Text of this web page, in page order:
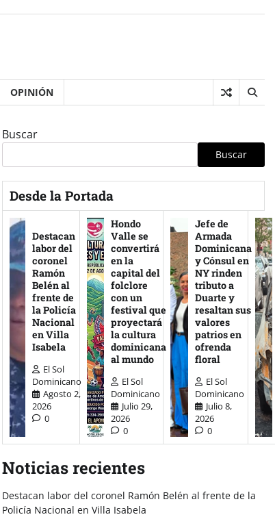
OPINIÓN
Buscar
Buscar
Desde la Portada
Destacan
labor del
coronel
Ramón
Belén al
frente de
la Policía
Nacional
en Villa
Isabela
El Sol
Dominicano
Agosto 2,
2026
0
Hondo
Valle se
convertirá
en la
capital del
folclore
con un
festival que
proyectará
la cultura
dominicana
al mundo
El Sol
Dominicano
Julio 29,
2026
0
Jefe de
Armada
Dominicana
y Cónsul en
NY rinden
tributo a
Duarte y
resaltan sus
valores
patrios en
ofrenda
floral
El Sol
Dominicano
Julio 8,
2026
0
Noticias recientes
Destacan labor del coronel Ramón Belén al frente de la
Policía Nacional en Villa Isabela